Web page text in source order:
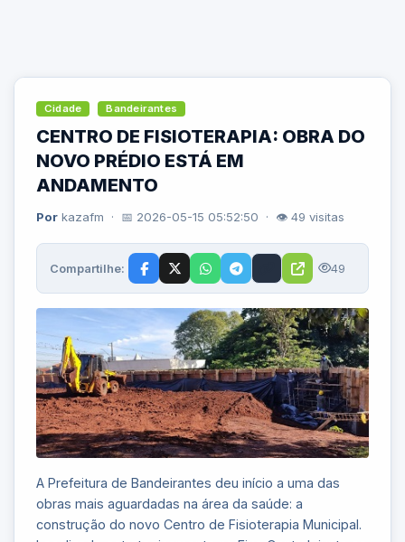
Cidade Bandeirantes
CENTRO DE FISIOTERAPIA: OBRA DO
NOVO PRÉDIO ESTÁ EM
ANDAMENTO
Por kazafm · 📅 2026-05-15 05:52:50 · 👁 49 visitas
Compartilhe: 49
A Prefeitura de Bandeirantes deu início a uma das
obras mais aguardadas na área da saúde: a
construção do novo Centro de Fisioterapia Municipal.